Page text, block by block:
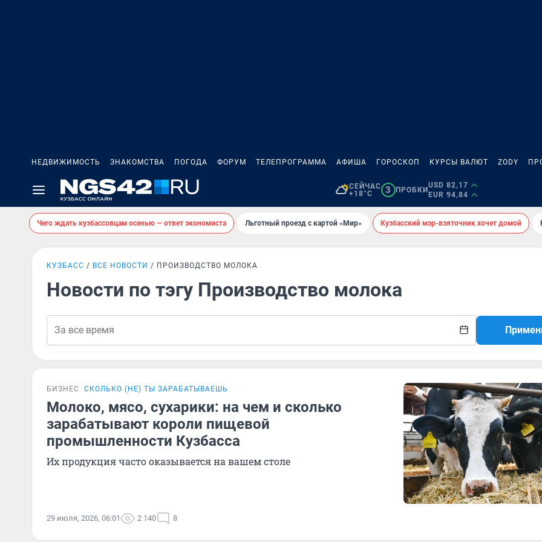
НЕДВИЖИМОСТЬ ЗНАКОМСТВА ПОГОДА ФОРУМ ТЕЛЕПРОГРАММА АФИША ГОРОСКОП КУРСЫ ВАЛЮТ ZODY
СЕЙЧАС
+18°C
3 ПРОБКИ
USD 82,17
EUR 94,84
Чего ждать кузбассовцам осенью — ответ экономиста Льготный проезд с картой «Мир» Кузбасский мэр-взяточник хочет домой
КУЗБАСС ВСЕ НОВОСТИ ПРОИЗВОДСТВО МОЛОКА
Новости по тэгу Производство молока
БИЗНЕС СКОЛЬКО (НЕ) ТЫ ЗАРАБАТЫВАЕШЬ
Молоко, мясо, сухарики: на чем и сколько
зарабатывают короли пищевой
промышленности Кузбасса
Их продукция часто оказывается на вашем столе
29 июля, 2026, 06:01 2 140 8